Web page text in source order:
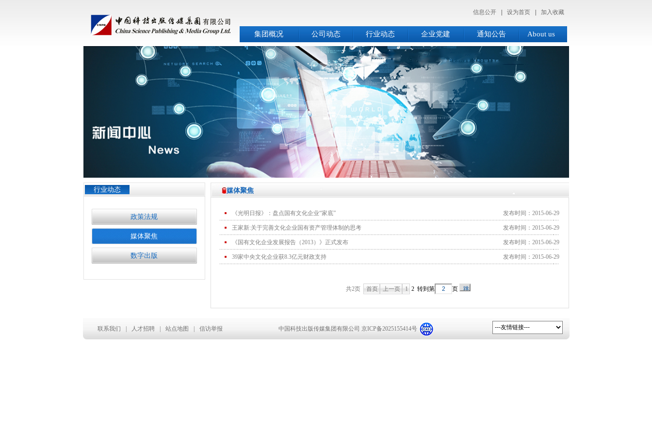
信息公开 设为首页 加入收藏
集团概况 公司动态 行业动态 企业党建 通知公告 About us
行业动态
政策法规
媒体聚焦
数字出版
媒体聚焦
发布时间：2015-06-29
《光明日报》：盘点国有文化企业“家底”
发布时间：2015-06-29
王家新:关于完善文化企业国有资产管理体制的思考
发布时间：2015-06-29
《国有文化企业发展报告（2013）》正式发布
发布时间：2015-06-29
39家中央文化企业获8.3亿元财政支持
共2页 首页 上一页 1 2 转到第 页
联系我们 人才招聘 站点地图 信访举报 中国科技出版传媒集团有限公司 京ICP备2025155414号